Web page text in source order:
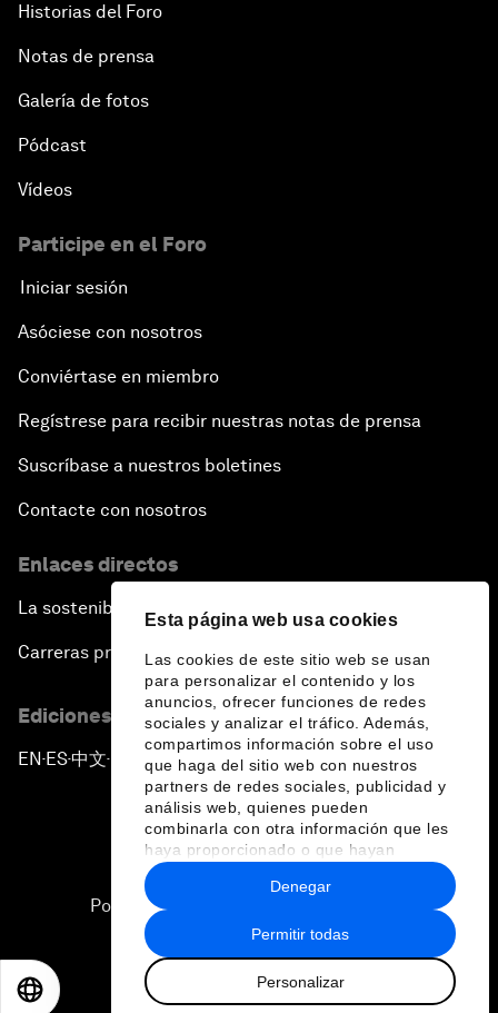
Esta página web usa cookies
Las cookies de este sitio web se usan
para personalizar el contenido y los
anuncios, ofrecer funciones de redes
sociales y analizar el tráfico. Además,
compartimos información sobre el uso
que haga del sitio web con nuestros
partners de redes sociales, publicidad y
análisis web, quienes pueden
combinarla con otra información que les
haya proporcionado o que hayan
recopilado a partir del uso que haya
hecho de sus servicios.
Permitir todas
Personalizar
Denegar
Historias del Foro
Notas de prensa
Galería de fotos
Pódcast
Vídeos
Participe en el Foro
Iniciar sesión
Asóciese con nosotros
Conviértase en miembro
Regístrese para recibir nuestras notas de prensa
Suscríbase a nuestros boletines
Contacte con nosotros
Enlaces directos
La sostenibilidad en el Foro
Carreras profesionales
Ediciones en otros idiomas
EN ▪ ES▪中文▪ 日本語
Política de privacidad y normas de uso
2026 Foro Económico Mundial